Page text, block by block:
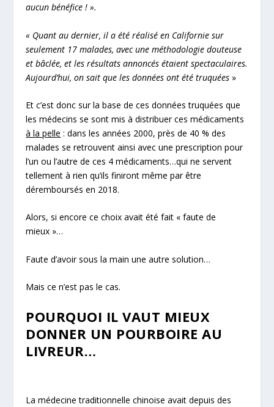
aucun bénéfice ! ».
« Quant au dernier, il a été réalisé en Californie sur
seulement 17 malades, avec une méthodologie douteuse
et bâclée, et les résultats annoncés étaient spectaculaires.
Aujourd’hui, on sait que les données ont été truquées »
Et c’est donc sur la base de ces données truquées que
les médecins se sont mis à distribuer ces médicaments
à la pelle : dans les années 2000, près de 40 % des
malades se retrouvent ainsi avec une prescription pour
l’un ou l’autre de ces 4 médicaments…qui ne servent
tellement à rien qu’ils finiront même par être
déremboursés en 2018.
Alors, si encore ce choix avait été fait « faute de
mieux »…
Faute d’avoir sous la main une autre solution…
Mais ce n’est pas le cas.
POURQUOI IL VAUT MIEUX
DONNER UN POURBOIRE AU
LIVREUR…
La médecine traditionnelle chinoise avait depuis des